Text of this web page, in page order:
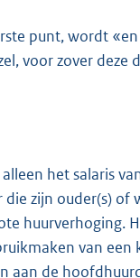
punt, wordt
voor zover
het salaris
die zijn ouder(s)
huurverhoging.
van
aan de